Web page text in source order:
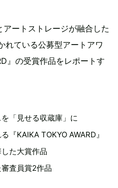
ートストレージが融合した
れている公募型アートアワ
』の受賞作品をレポートす
「見せる収蔵庫」に
『KAIKA TOKYO AWARD』
た大賞作品
査員賞2作品